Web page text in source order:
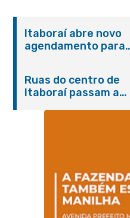
Itaboraí abre novo
agendamento para
Ruas do centro de
Itaboraí passam a